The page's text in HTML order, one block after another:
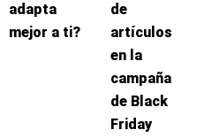
adapta
mejor a ti?
de
artículos
en la
campaña
de Black
Friday